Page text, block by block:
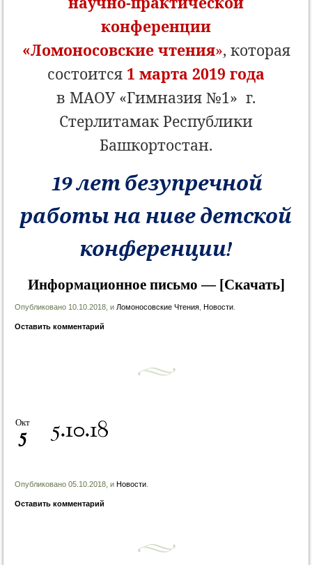
конференции
«Ломоносовские чтения», которая
состоится 1 марта 2019 года
в МАОУ «Гимназия №1» г.
Стерлитамак Республики
Башкортостан.
19 лет безупречной
работы на ниве детской
конференции!
Информационное письмо — [Скачать]
Опубликовано 10.10.2018, и Ломоносовские Чтения ,Новости
Оставить комментарий
5.10.18
Окт
5
Опубликовано 05.10.2018, иНовости
Оставить комментарий